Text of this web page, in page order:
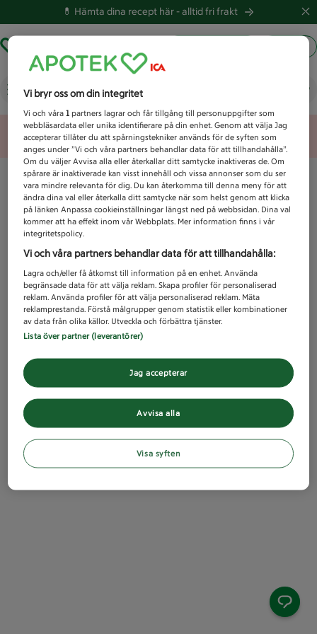
💊 Hämta dina recept här -alltid fri frakt
Vad letar du efter idag?
Unknown error
Vi bryr oss om din integritet
Vi och våra1 partners lagrar och får tillgång till personuppgifter som
webbläsardata eller unika identifierare på din enhet. Genom att välja Jag
accepterar tillåter du att spårningstekniker används för de syften som
anges under ”Vi och våra partners behandlar data för att tillhandahålla”.
Om du väljer Avvisa alla eller återkallar ditt samtycke inaktiveras de. Om
spårare är inaktiverade kan visst innehåll och vissa annonser som du ser
vara mindre relevanta för dig. Du kan återkomma till denna meny för att
ändra dina val eller återkalla ditt samtycke när som helst genom att klicka
på länken Anpassa cookieinställningar längst ned på webbsidan. Dina val
kommer att ha effekt inom vår Webbplats. Mer information finns i vår
integritetspolicy.
Vi och våra partners behandlar data för att tillhandahålla:
Lagra och/eller få åtkomst till information på en enhet. Använda
begränsade data för att välja reklam. Skapa profiler för personaliserad
reklam. Använda profiler för att välja personaliserad reklam. Mäta
reklamprestanda. Förstå målgrupper genom statistik eller kombinationer
av data från olika källor. Utveckla och förbättra tjänster.
Lista över partner (leverantörer)
Avvisa alla
Jag accepterar
Visa syften